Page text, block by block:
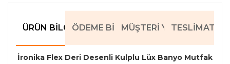
ÜRÜN BILGILERIÖDEME BILGILERIMÜŞTERI YORUMLARI
TESLIMAT
İronika Flex Deri Desenli Kulplu Lüx Banyo Mutfak